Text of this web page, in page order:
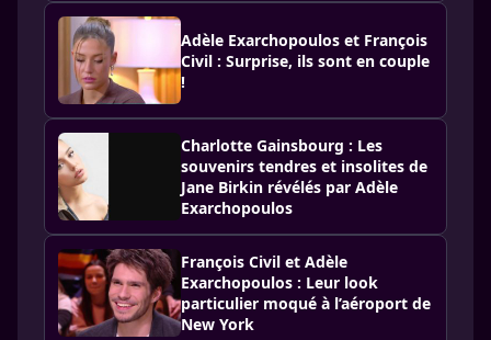
Adèle Exarchopoulos et François
Civil : Surprise, ils sont en couple
!
Charlotte Gainsbourg : Les
souvenirs tendres et insolites de
Jane Birkin révélés par Adèle
Exarchopoulos
François Civil et Adèle
Exarchopoulos : Leur look
particulier moqué à l’aéroport de
New York